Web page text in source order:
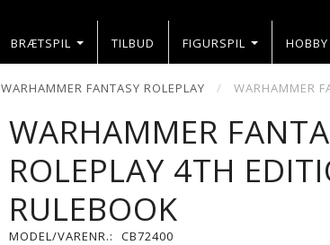
BRÆTSPIL TILBUD FIGURSPIL
WARHAMMER FANTASY ROLEPLAY WARHAMMER
WARHAMMER
ROLEPLAY 4TH
RULEBOOK
MODEL/VARENR.: CB72400